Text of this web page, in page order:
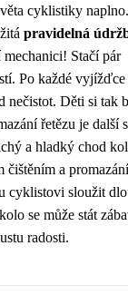
cyklistiky
pravidelná
Stačí pár
Po každé vyjížďce
nečistot. Děti si tak
řetězu je další
a hladký chod
čištěním a
cyklistovi sloužit
se může stát
radosti.